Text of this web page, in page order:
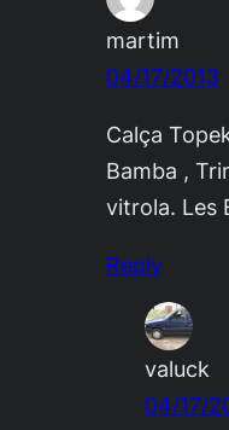
martim
04/17/2013
Calça
Bamba ,
vitrola. Les
Reply
valuck
04/17/